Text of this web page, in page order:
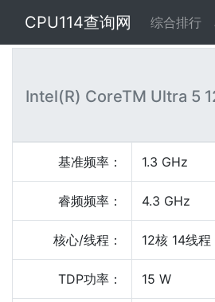
CPU114查询网 综合排行
Intel(R) CoreTM Ultra 5
基准频率： 1.3 GHz
睿频频率： 4.3 GHz
核心/线程： 12核 14线程
TDP功率： 15 W